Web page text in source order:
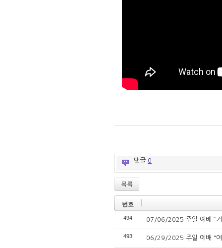
댓글 0
목록
번호
494 07/06/2025 주일 예배 “거
493 06/29/2025 주일 예배 "여